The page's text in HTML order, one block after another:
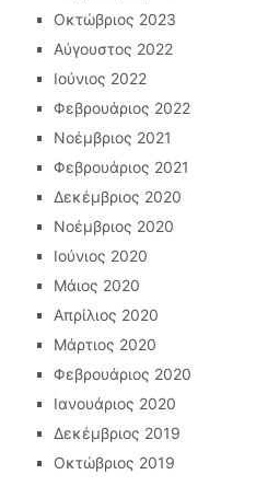
Οκτώβριος 2023
Αύγουστος 2022
Ιούνιος 2022
Φεβρουάριος 2022
Νοέμβριος 2021
Φεβρουάριος 2021
Δεκέμβριος 2020
Νοέμβριος 2020
Ιούνιος 2020
Μάιος 2020
Απρίλιος 2020
Μάρτιος 2020
Φεβρουάριος 2020
Ιανουάριος 2020
Δεκέμβριος 2019
Οκτώβριος 2019